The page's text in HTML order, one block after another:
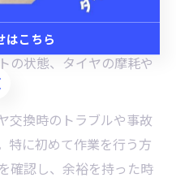
ヤを交換したら、車体を
クで本締めしてくださ
の状態、タイヤの摩耗や
交換時のトラブルや事故
特に初めて作業を行う方
確認し、余裕を持った時
こちら
はこちら